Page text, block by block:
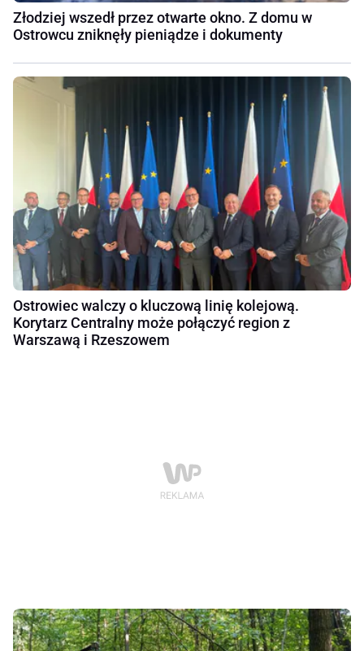
Złodziej wszedł przez otwarte okno. Z domu w
Ostrowcu zniknęły pieniądze i dokumenty
Ostrowiec walczy o kluczową linię kolejową.
Korytarz Centralny może połączyć region z
Warszawą i Rzeszowem